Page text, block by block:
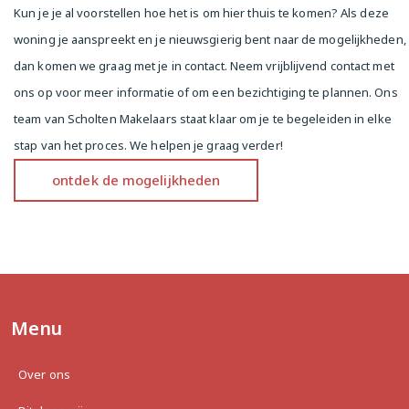
and a sunny garden. Fully renovated in 2011 and
well-maintained, the apartment is part of an active,
professionally managed homeowners’ association
kitchen, and a perpetually bought-off ground lease,
this is the perfect spot for anyone looking for a
comfortable one-bedroom apartment with outdoor
space, right in the city center!
Layout
spacious bedroom (approx. 15 m²) is located —
From the kitchen, you walk into the cozy living
Kun je je al voorstellen hoe het is om hier thuis te komen? Als deze
woning je aanspreekt en je nieuwsgierig bent naar de mogelijkheden,
dan komen we graag met je in contact. Neem vrijblijvend contact met
ons op voor meer informatie of om een bezichtiging te plannen. Ons
team van Scholten Makelaars staat klaar om je te begeleiden in elke
stap van het proces. We helpen je graag verder!
ontdek de mogelijkheden
Menu
Over ons